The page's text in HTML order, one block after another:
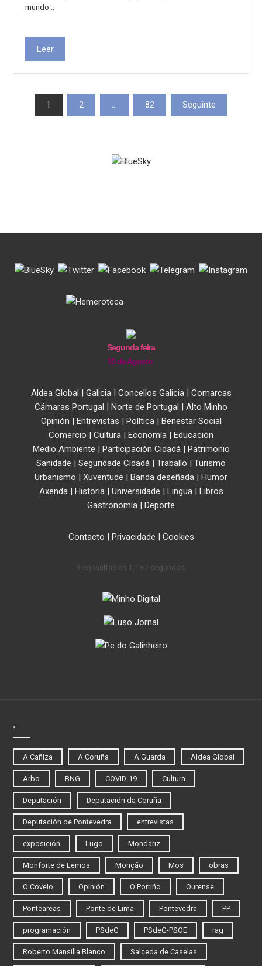
mundo…
Leer
Paxinación
1 2 … 82 Seguinte
. . . .
Segunda feira
10 de Agosto
Aldea Global | Galicia| Concellos Galicia| Comarcas
Cámaras Portugal | Norte de Portugal | Alto Minho
Opinión | Entrevistas | Política| Benestar Social
Comercio | Cultura | Economía | Educación
Medio Ambiente | Participación Cidadá| Patrimonio
Sanidade | Seguridade Cidadá | Traballo | Turismo
Urbanismo | Xuventude | Banda deseñada | Humor
Axenda| Historia| Universidade | Lingua| Libros
Gastronomía | Deporte
Contacto | Privacidade | Cookies
9 consultas en 1,187 segundos.
.
A Cañiza A Coruña A Guarda Aldea Global
Arbo BNG COVID-19 Cultura
Deputación Deputación da Coruña
Deputación de Pontevedra entrevistas
exposición Lugo Mondariz
Monforte de Lemos Monção Mos obras
O Covelo Opinión O Porriño Ourense
Ponteareas Ponte de Lima Pontevedra PP
programación PSdeG PSdeG-PSOE rag
Roberto Mansilla Blanco Salceda de Caselas